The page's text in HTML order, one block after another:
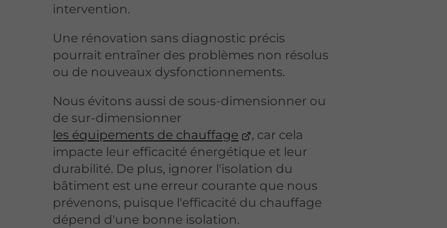
intervention.
Une rénovation sans diagnostic précis
pourrait entraîner des problèmes non résolus
ou de nouveaux dysfonctionnements.
Nous évitons aussi de sous-dimensionner ou
de sur-dimensionner
les équipements de chauffage
, car cela
impacte leur efficacité énergétique et leur
durabilité. De plus, ignorer l'isolation du
bâtiment est une erreur courante que nous
prévenons, puisque l'efficacité du chauffage
dépend d'une bonne isolation.